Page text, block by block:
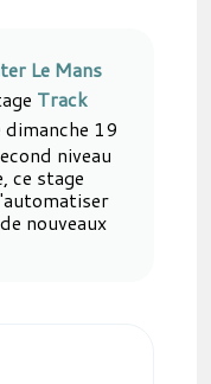
Le Mans
Track
dimanche 19
niveau
ce stage
nouveaux